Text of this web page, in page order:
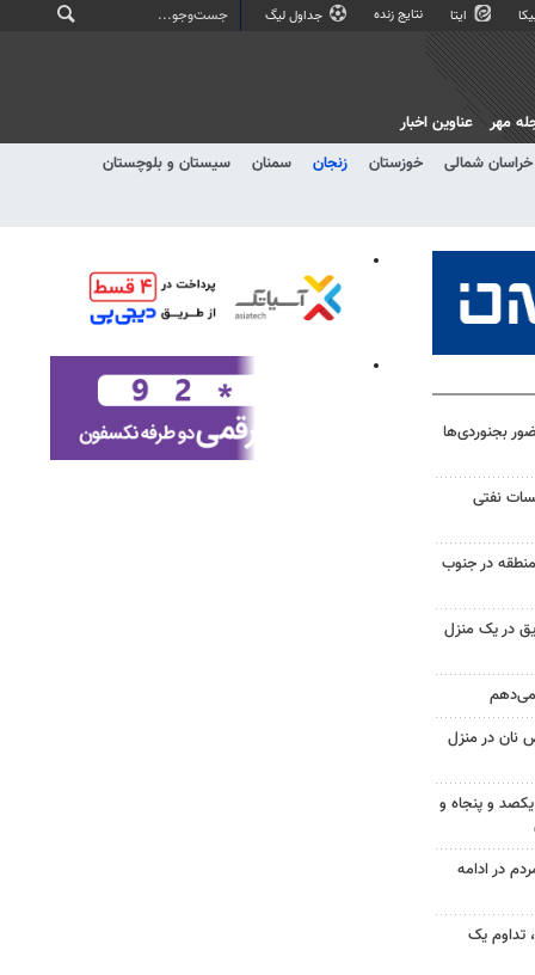
ایتا نتایج زنده جداول لیگ
خراسان شمالی خوزستان زنجان سمنان
سیستان و بلوچستان
مهر عناوین اخبار
بجنوردی‌ها
نفتی
در جنوب
در یک منزل
می‌دهم
نان در منزل
و پنجاه و
اجتماع مردم در ادامه
مردم، تداوم یک